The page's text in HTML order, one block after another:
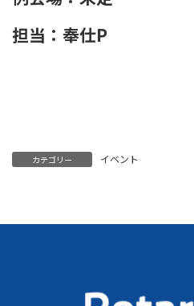
担当：奉仕P
カテゴリー イベント